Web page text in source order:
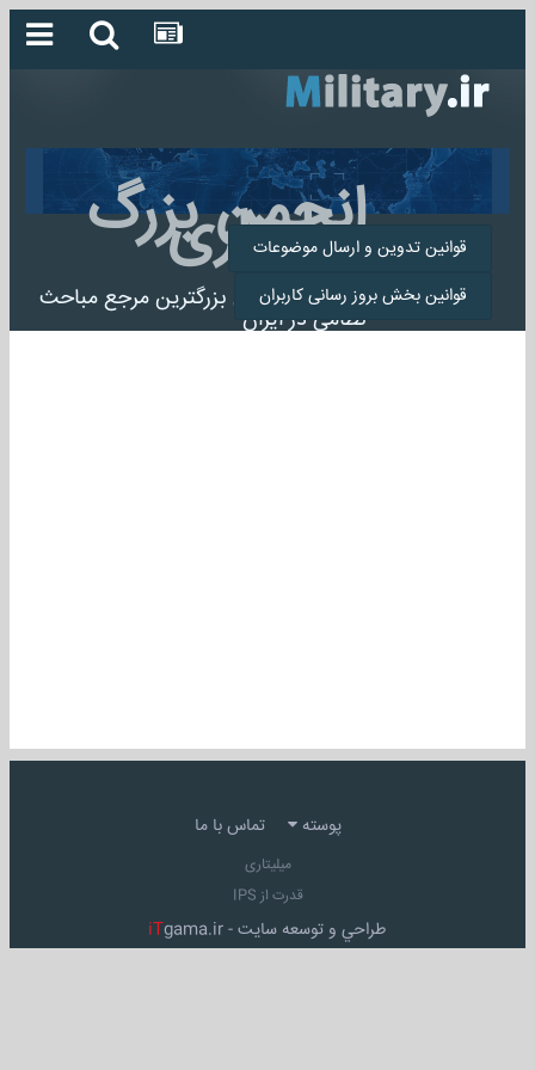
انجمن بزرگ
میلیتاری
انجمن میلیتاری بزرگترین مرجع مباحث
نظامی در ایران
قوانین تدوین و ارسال موضوعات
قوانین بخش بروز رسانی کاربران
پوسته تماس با ما
میلیتاری
قدرت از IPS
طراحي و توسعه سايت - iTgama.ir